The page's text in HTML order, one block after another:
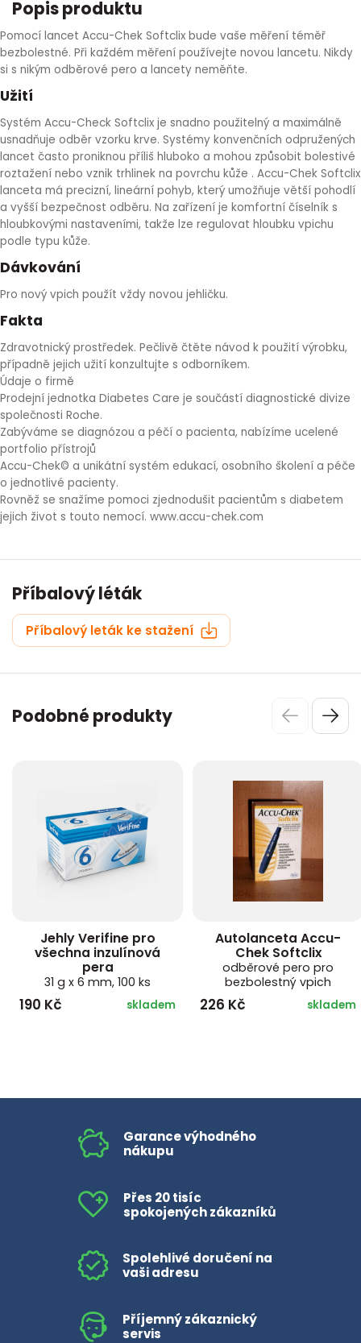
HLÍVA ÚSTŘIČNÁ
ČESNEK
ŽENŠEN
DETOXIKAČNÍ OČISTA ORGANISMU
ŠTÍTNÁ ŽLÁZA
KOENZYM Q10
MACA
SPECIÁLNÍ PÉČE O PLEŤ
AROMATERAPIE
STRIE A CELULITIDA
OPALOVÁNÍ
Popis produktu
Pomocí lancet Accu-Chek Softclix bude vaše měření téměř
bezbolestné. Při každém měření používejte novou lancetu. Nikdy
si s nikým odběrové pero a lancety neměňte.
Užití
Systém Accu-Check Softclix je snadno použitelný a maximálně
usnadňuje odběr vzorku krve. Systémy konvenčních odpružených
lancet často proniknou příliš hluboko a mohou způsobit bolestivé
roztažení nebo vznik trhlinek na povrchu kůže . Accu-Chek Softclix
lanceta má precizní, lineární pohyb, který umožňuje větší pohodlí
a vyšší bezpečnost odběru. Na zařízení je komfortní číselník s
hloubkovými nastaveními, takže lze regulovat hloubku vpichu
podle typu kůže.
Dávkování
Pro nový vpich použít vždy novou jehličku.
Fakta
Zdravotnický prostředek. Pečlivě čtěte návod k použití výrobku,
případně jejich užití konzultujte s odborníkem.
Údaje o firmě
Prodejní jednotka Diabetes Care je součástí diagnostické divize
společnosti Roche.
Zabýváme se diagnózou a péčí o pacienta, nabízíme ucelené
portfolio přístrojů
Accu-Chek© a unikátní systém edukací, osobního školení a péče
o jednotlivé pacienty.
Rovněž se snažíme pomoci zjednodušit pacientům s diabetem
jejich život s touto nemocí. www.accu-chek.com
Příbalový léták
Příbalový leták ke stažení
Podobné produkty
Jehly Verifine pro
všechna inzulínová
pera
31 g x 6 mm, 100 ks
190 Kč skladem
Autolanceta Accu-
Chek Softclix
odběrové pero pro
bezbolestný vpich
226 Kč skladem
Garance výhodného
nákupu
Přes 20 tisíc
spokojených zákazníků
Spolehlivé doručení na
vaši adresu
Příjemný zákaznický
servis